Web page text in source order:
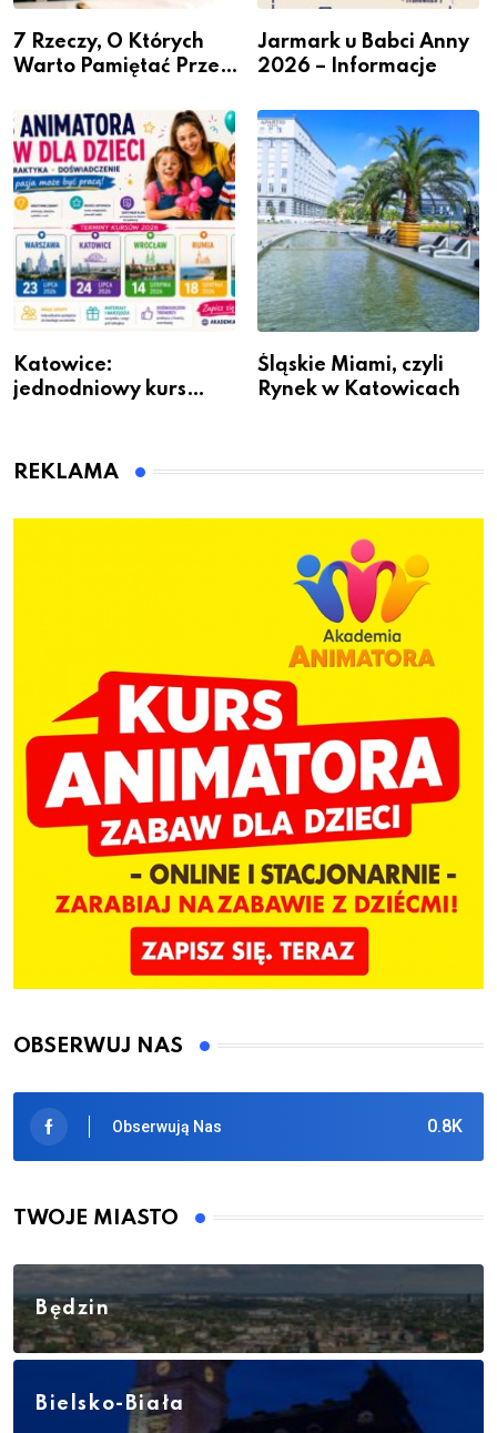
7 Rzeczy, O Których
Warto Pamiętać Przed
Jarmark u Babci Anny
2026 – Informacje
Katowice:
jednodniowy kurs
dzieci
Śląskie Miami, czyli
Rynek w Katowicach
REKLAMA
OBSERWUJ NAS
0.8K
Obserwują Nas
TWOJE MIASTO
Będzin
Bielsko-Biała